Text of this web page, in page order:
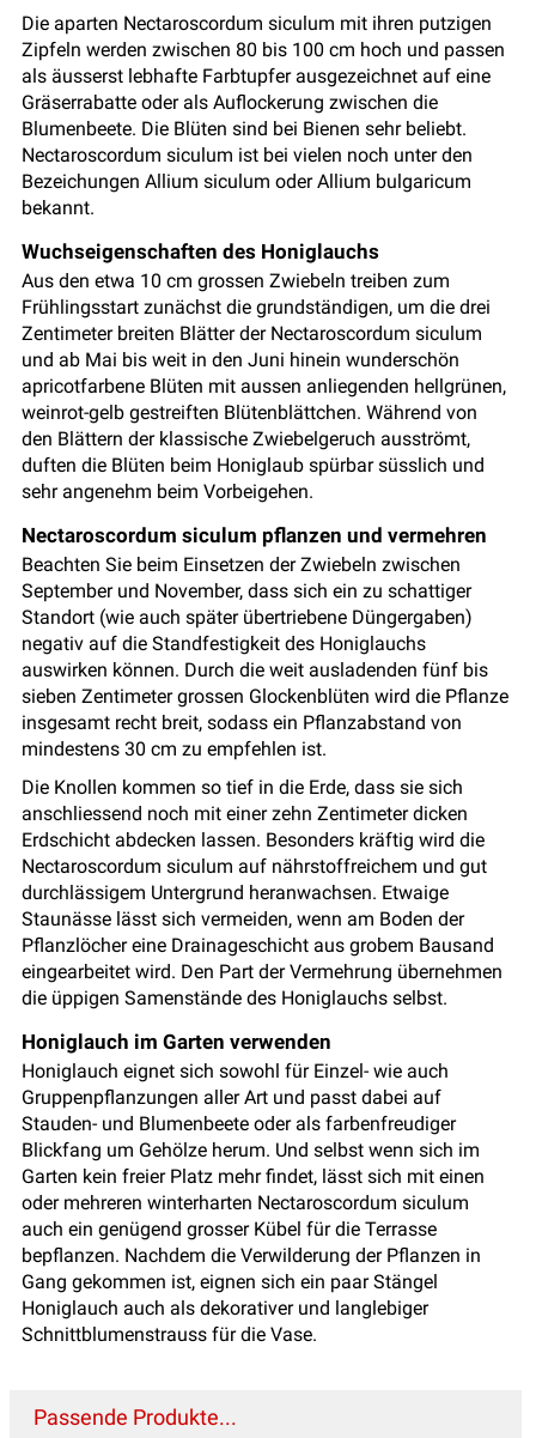
Die aparten Nectaroscordum siculum mit ihren putzigen
Zipfeln werden zwischen 80 bis 100 cm hoch und passen
als äusserst lebhafte Farbtupfer ausgezeichnet auf eine
Gräserrabatte oder als Auflockerung zwischen die
Blumenbeete. Die Blüten sind bei Bienen sehr beliebt.
Nectaroscordum siculum ist bei vielen noch unter den
Bezeichungen Allium siculum oder Allium bulgaricum
bekannt.
Wuchseigenschaften des Honiglauchs
Aus den etwa 10 cm grossen Zwiebeln treiben zum
Frühlingsstart zunächst die grundständigen, um die drei
Zentimeter breiten Blätter der Nectaroscordum siculum
und ab Mai bis weit in den Juni hinein wunderschön
apricotfarbene Blüten mit aussen anliegenden hellgrünen,
weinrot-gelb gestreiften Blütenblättchen. Während von
den Blättern der klassische Zwiebelgeruch ausströmt,
duften die Blüten beim Honiglaub spürbar süsslich und
sehr angenehm beim Vorbeigehen.
Nectaroscordum siculum pflanzen und vermehren
Beachten Sie beim Einsetzen der Zwiebeln zwischen
September und November, dass sich ein zu schattiger
Standort (wie auch später übertriebene Düngergaben)
negativ auf die Standfestigkeit des Honiglauchs
auswirken können. Durch die weit ausladenden fünf bis
sieben Zentimeter grossen Glockenblüten wird die Pflanze
insgesamt recht breit, sodass ein Pflanzabstand von
mindestens 30 cm zu empfehlen ist.
Die Knollen kommen so tief in die Erde, dass sie sich
anschliessend noch mit einer zehn Zentimeter dicken
Erdschicht abdecken lassen. Besonders kräftig wird die
Nectaroscordum siculum auf nährstoffreichem und gut
durchlässigem Untergrund heranwachsen. Etwaige
Staunässe lässt sich vermeiden, wenn am Boden der
Pflanzlöcher eine Drainageschicht aus grobem Bausand
eingearbeitet wird. Den Part der Vermehrung übernehmen
die üppigen Samenstände des Honiglauchs selbst.
Honiglauch im Garten verwenden
Honiglauch eignet sich sowohl für Einzel- wie auch
Gruppenpflanzungen aller Art und passt dabei auf
Stauden- und Blumenbeete oder als farbenfreudiger
Blickfang um Gehölze herum. Und selbst wenn sich im
Garten kein freier Platz mehr findet, lässt sich mit einen
oder mehreren winterharten Nectaroscordum siculum
auch ein genügend grosser Kübel für die Terrasse
bepflanzen. Nachdem die Verwilderung der Pflanzen in
Gang gekommen ist, eignen sich ein paar Stängel
Honiglauch auch als dekorativer und langlebiger
Schnittblumenstrauss für die Vase.
Passende Produkte...